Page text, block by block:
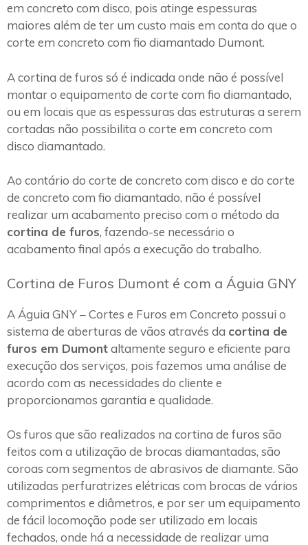
em concreto com disco, pois atinge espessuras
maiores além de ter um custo mais em conta do que o
corte em concreto com fio diamantado Dumont.
A cortina de furos só é indicada onde não é possível
montar o equipamento de corte com fio diamantado,
ou em locais que as espessuras das estruturas a serem
cortadas não possibilita o corte em concreto com
disco diamantado.
Ao contário do corte de concreto com disco e do corte
de concreto com fio diamantado, não é possível
realizar um acabamento preciso com o método da
cortina de furos, fazendo-se necessário o
acabamento final após a execução do trabalho.
Cortina de Furos Dumont é com a Águia GNY
A Águia GNY – Cortes e Furos em Concreto possui o
sistema de aberturas de vãos através da cortina de
furos em Dumontaltamente seguro e eficiente para
execução dos serviços, pois fazemos uma análise de
acordo com as necessidades do cliente e
proporcionamos garantia e qualidade.
Os furos que são realizados na cortina de furos são
feitos com a utilização de brocas diamantadas, são
coroas com segmentos de abrasivos de diamante. São
utilizadas perfuratrizes elétricas com brocas de vários
comprimentos e diâmetros, e por ser um equipamento
de fácil locomoção pode ser utilizado em locais
fechados, onde há a necessidade de realizar uma